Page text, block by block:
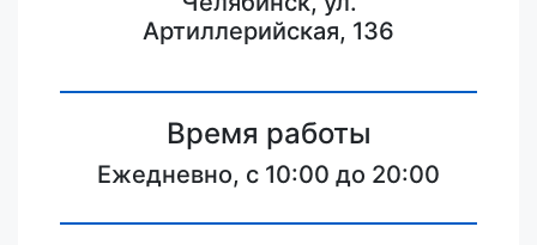
Артиллерийская, 136
Время работы
Ежедневно, с 10:00 до 20:00